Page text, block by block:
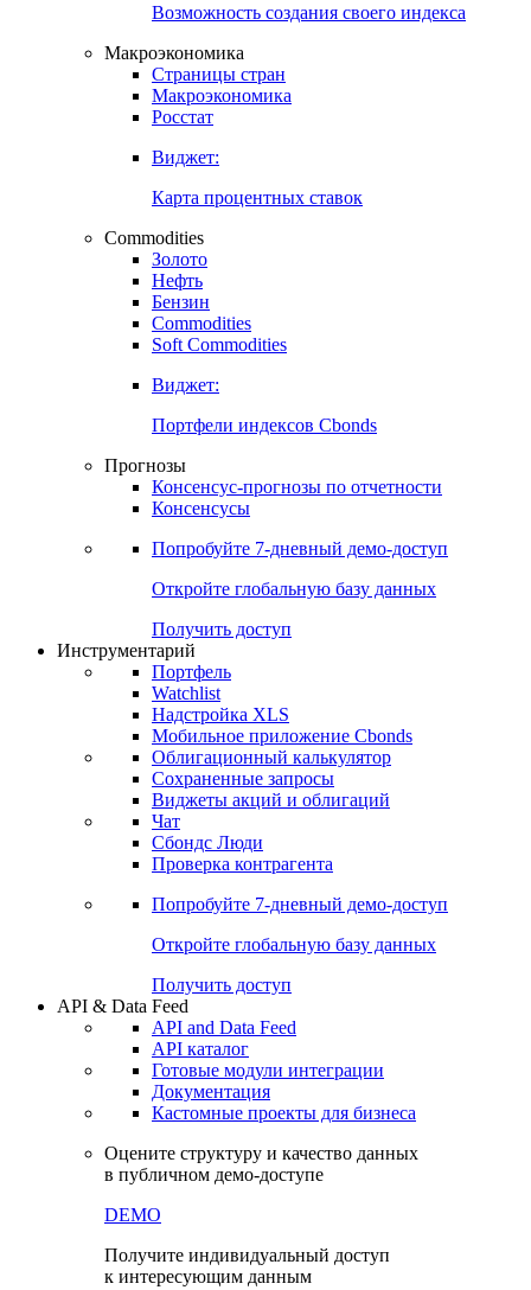
Возможность создания своего индекса
Макроэкономика
Страницы стран
Макроэкономика
Росстат
Виджет:
Карта процентных ставок
Commodities
Золото
Нефть
Бензин
Commodities
Soft Commodities
Виджет:
Портфели индексов Cbonds
Прогнозы
Консенсус-прогнозы по отчетности
Консенсусы
Попробуйте 7-дневный демо-доступ
Откройте глобальную базу данных
Получить доступ
Инструментарий
Портфель
Watchlist
Надстройка XLS
Мобильное приложение Cbonds
Облигационный калькулятор
Сохраненные запросы
Виджеты акций и облигаций
Чат
Сбондс Люди
Проверка контрагента
Попробуйте 7-дневный демо-доступ
Откройте глобальную базу данных
Получить доступ
API & Data Feed
API and Data Feed
API каталог
Готовые модули интеграции
Документация
Кастомные проекты для бизнеса
Оцените структуру и качество данных
в публичном демо-доступе
DEMO
Получите индивидуальный доступ
к интересующим данным